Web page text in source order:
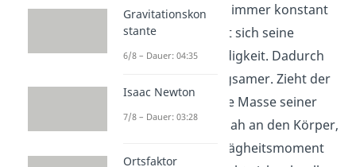
Drehimpuls aber immer konstant
bleibt, verkleinert sich seine
Winkelgeschwindigkeit. Dadurch
dreht er sich langsamer. Zieht der
Eiskunstläufer die Masse seiner
Arme also ganz nah an den Körper,
dann wird das Trägheitsmoment
Gravitationskon
stante
6/8 – Dauer: 04:35
Isaac Newton
7/8 – Dauer: 03:28
Ortsfaktor